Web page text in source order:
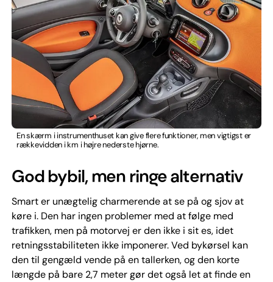
En skærm i instrumenthuset kan give flere funktioner, men vigtigst er
rækkevidden i km i højre nederste hjørne.
God bybil, men ringe alternativ
Smart er unægtelig charmerende at se på og sjov at
køre i. Den har ingen problemer med at følge med
trafikken, men på motorvej er den ikke i sit es, idet
retningsstabiliteten ikke imponerer. Ved bykørsel kan
den til gengæld vende på en tallerken, og den korte
længde på bare 2,7 meter gør det også let at finde en